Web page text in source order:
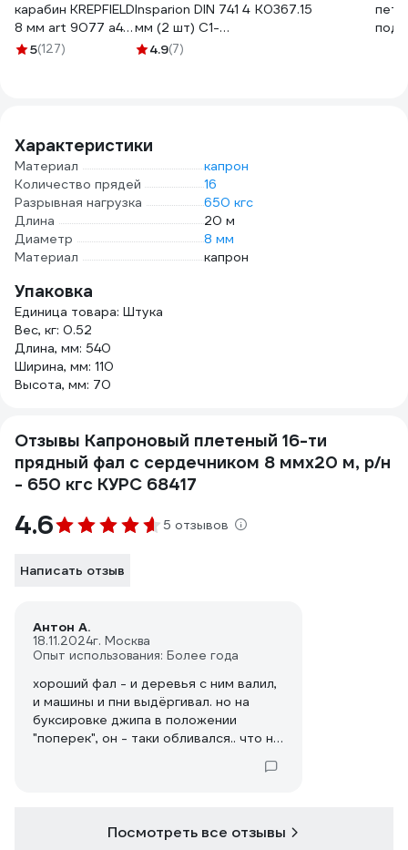
карабин KREPFIELD
8 мм art 9077 а4
винтовой для
5(127)
Insparion DIN 741 4
мм (2 шт) С1-
00001993
4.9(7)
K0367.15
Характеристики
Материал
капрон
Количество прядей
16
Разрывная нагрузка
650 кгс
Длина
20 м
Диаметр
8 мм
Материал
капрон
Упаковка
Единица товара: Штука
Вес, кг: 0.52
Длина, мм: 540
Ширина, мм: 110
Высота, мм: 70
Отзывы Капроновый плетеный 16-ти
прядный фал с сердечником 8 ммх20 м, р/н
- 650 кгс КУРС 68417
4.6 5 отзывов
Написать отзыв
Антон А.
18.11.2024г. Москва
Опыт использования: Более года
хороший фал - и деревья с ним валил,
и машины и пни выдёргивал. но на
буксировке джипа в положении
"поперек", он - таки обливался.. что не
Посмотреть все отзывы